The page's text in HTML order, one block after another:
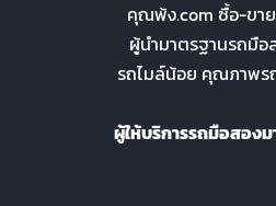
คุณพ้ง.com ซื้อ-ขา
ผู้นำมาตรฐานรถมือ
รถไมล์น้อย คุณภาพร
ผู้ให้บริการรถมือสอง